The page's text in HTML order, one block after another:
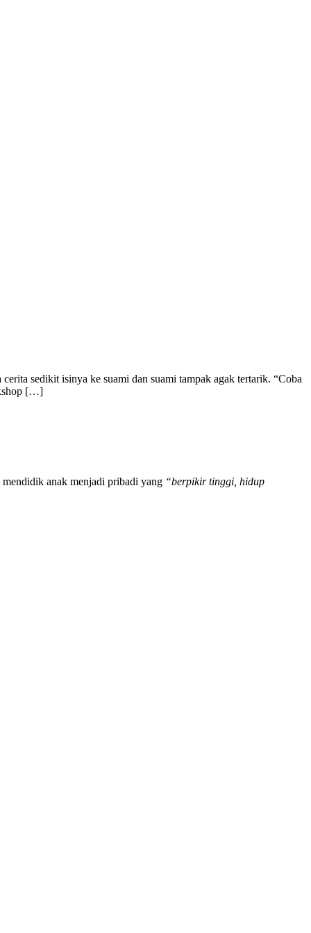
sedikit isinya ke suami dan suami tampak agak tertarik. “Coba
[…]
anak menjadi pribadi yang “berpikir tinggi, hidup